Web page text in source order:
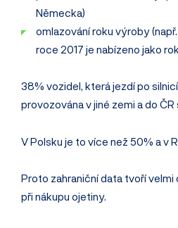
Německa)
omlazování roku výroby
roce 2017 je nabízeno jako
38% vozidel, která jezdí po
provozována v jiné zemi a do
V Polsku je to více než 50% a v
Proto zahraniční data tvoří
při nákupu ojetiny.